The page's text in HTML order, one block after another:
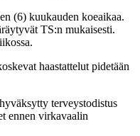
(6) kuukauden koeaikaa.
TS:n mukaisesti.
haastattelut pidetään
terveystodistus
ennen virkavaalin